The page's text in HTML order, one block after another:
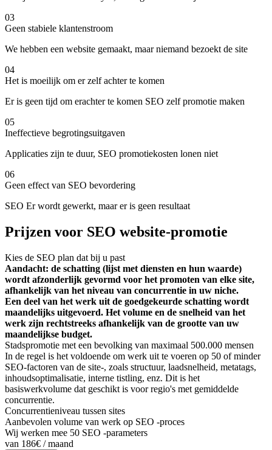
03
Geen stabiele klantenstroom
We hebben een website gemaakt, maar niemand bezoekt de site
04
Het is moeilijk om er zelf achter te komen
Er is geen tijd om erachter te komen SEO zelf promotie maken
05
Ineffectieve begrotingsuitgaven
Applicaties zijn te duur, SEO promotiekosten lonen niet
06
Geen effect van SEO bevordering
SEO Er wordt gewerkt, maar er is geen resultaat
Prijzen voor SEO website-promotie
Kies de SEO plan dat bij u past
Aandacht: de schatting (lijst met diensten en hun waarde)
wordt afzonderlijk gevormd voor het promoten van elke site,
afhankelijk van het niveau van concurrentie in uw niche.
Een deel van het werk uit de goedgekeurde schatting wordt
maandelijks uitgevoerd. Het volume en de snelheid van het
werk zijn rechtstreeks afhankelijk van de grootte van uw
maandelijkse budget.
Stadspromotie met een bevolking van maximaal 500.000 mensen
In de regel is het voldoende om werk uit te voeren op 50 of minder
SEO-factoren van de site-, zoals structuur, laadsnelheid, metatags,
inhoudsoptimalisatie, interne tistling, enz. Dit is het
basiswerkvolume dat geschikt is voor regio's met gemiddelde
concurrentie.
Concurrentieniveau tussen sites
Aanbevolen volume van werk op SEO -proces
Wij werken mee 50 SEO -parameters
van 186€ / maand